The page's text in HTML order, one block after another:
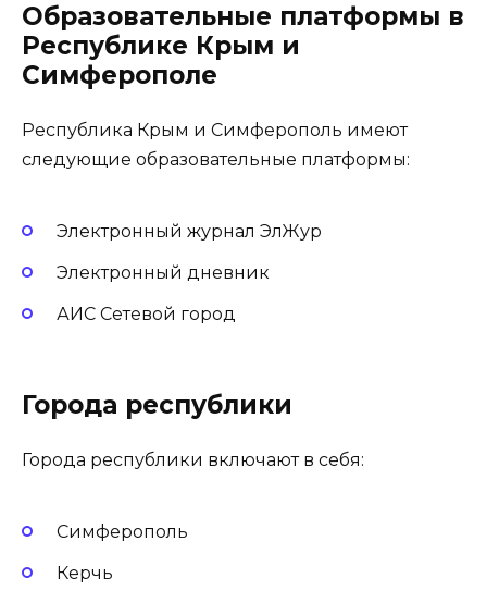
Образовательные платформы в
Республике Крым и
Симферополе
Республика Крым и Симферополь имеют
следующие образовательные платформы:
Электронный журнал ЭлЖур
Электронный дневник
АИС Сетевой город
Города республики
Города республики включают в себя:
Симферополь
Керчь